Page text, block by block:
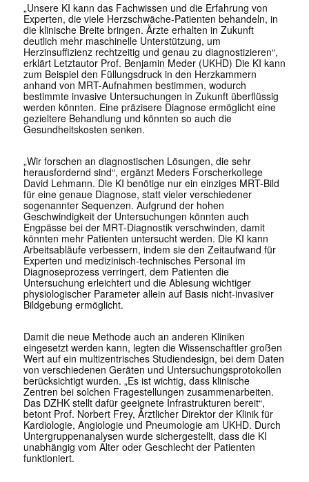
„Unsere KI kann das Fachwissen und die Erfahrung von
Experten, die viele Herzschwäche-Patienten behandeln, in
die klinische Breite bringen. Ärzte erhalten in Zukunft
deutlich mehr maschinelle Unterstützung, um
Herzinsuffizienz rechtzeitig und genau zu diagnostizieren“,
erklärt Letztautor Prof. Benjamin Meder (UKHD) Die KI kann
zum Beispiel den Füllungsdruck in den Herzkammern
anhand von MRT-Aufnahmen bestimmen, wodurch
bestimmte invasive Untersuchungen in Zukunft überflüssig
werden könnten. Eine präzisere Diagnose ermöglicht eine
gezieltere Behandlung und könnten so auch die
Gesundheitskosten senken.
„Wir forschen an diagnostischen Lösungen, die sehr
herausfordernd sind“, ergänzt Meders Forscherkollege
David Lehmann. Die KI benötige nur ein einziges MRT-Bild
für eine genaue Diagnose, statt vieler verschiedener
sogenannter Sequenzen. Aufgrund der hohen
Geschwindigkeit der Untersuchungen könnten auch
Engpässe bei der MRT-Diagnostik verschwinden, damit
könnten mehr Patienten untersucht werden. Die KI kann
Arbeitsabläufe verbessern, indem sie den Zeitaufwand für
Experten und medizinisch-technisches Personal im
Diagnoseprozess verringert, dem Patienten die
Untersuchung erleichtert und die Ablesung wichtiger
physiologischer Parameter allein auf Basis nicht-invasiver
Bildgebung ermöglicht.
Damit die neue Methode auch an anderen Kliniken
eingesetzt werden kann, legten die Wissenschaftler großen
Wert auf ein multizentrisches Studiendesign, bei dem Daten
von verschiedenen Geräten und Untersuchungsprotokollen
berücksichtigt wurden. „Es ist wichtig, dass klinische
Zentren bei solchen Fragestellungen zusammenarbeiten.
Das DZHK stellt dafür geeignete Infrastrukturen bereit“,
betont Prof. Norbert Frey, Ärztlicher Direktor der Klinik für
Kardiologie, Angiologie und Pneumologie am UKHD. Durch
Untergruppenanalysen wurde sichergestellt, dass die KI
unabhängig vom Alter oder Geschlecht der Patienten
funktioniert.